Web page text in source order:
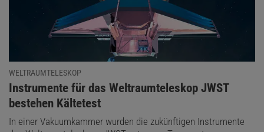
WELTRAUMTELESKOP
:Instrumente für das Weltraumteleskop JWST
bestehen Kältetest
In einer Vakuumkammer wurden die zukünftigen Instrumente